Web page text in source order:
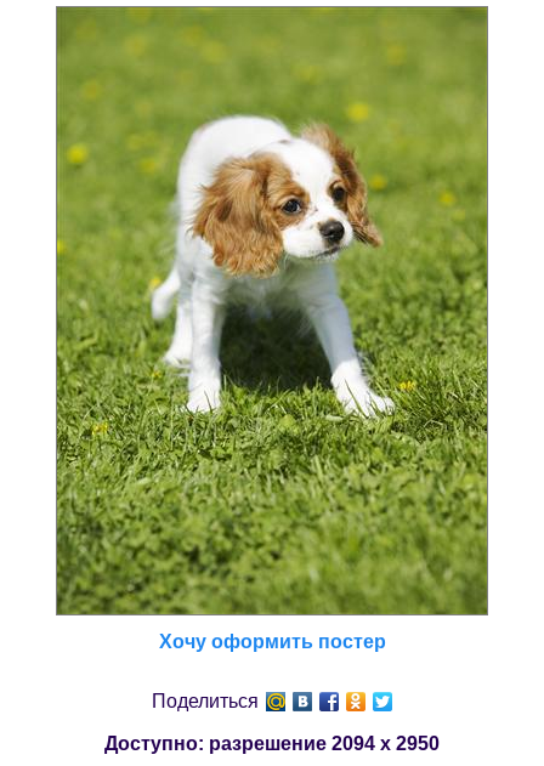
Хочу оформить постер
Поделиться
Доступно: разрешение 2094 x 2950